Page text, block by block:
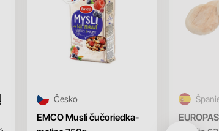
EMCO Musli čučoriedka-
Česko